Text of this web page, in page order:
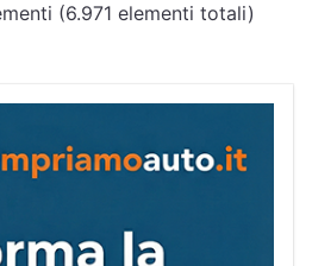
(6.971 elementi totali)